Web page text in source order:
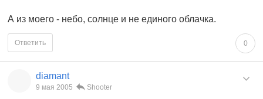
А из моего - небо, солнце и не единого облачка.
0
Ответить
diamant
9 мая 2005 Shooter